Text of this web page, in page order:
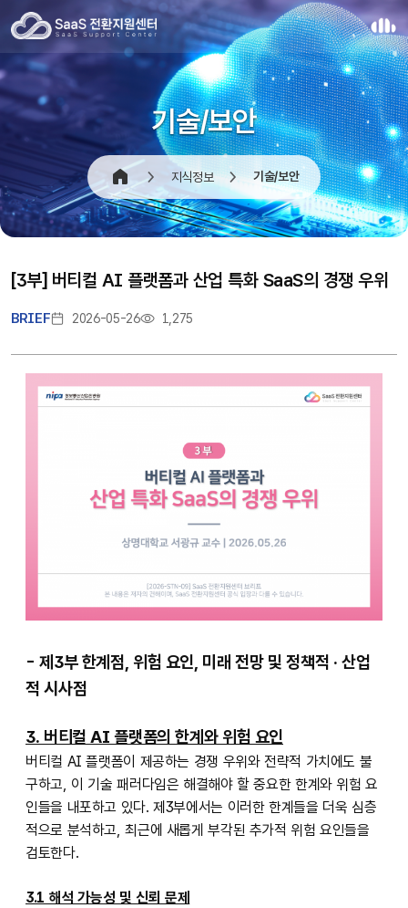
기술/보안
지식정보 기술/보안
[3부] 버티컬 AI 플랫폼과 산업 특화 SaaS의 경쟁 우위
BRIEF 2026-05-26 1,275
- 제3부 한계점, 위험 요인, 미래 전망 및 정책적 · 산업
적 시사점
3. 버티컬 AI 플랫폼의 한계와 위험 요인
버티컬 AI 플랫폼이 제공하는 경쟁 우위와 전략적 가치에도 불
구하고, 이 기술 패러다임은 해결해야 할 중요한 한계와 위험 요
인들을 내포하고 있다. 제3부에서는 이러한 한계들을 더욱 심층
적으로 분석하고, 최근에 새롭게 부각된 추가적 위험 요인들을
검토한다.
3.1 해석 가능성 및 신뢰 문제